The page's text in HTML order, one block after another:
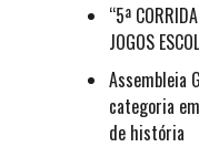
“5ª
JOGOS
Assembleia
categoria
de história